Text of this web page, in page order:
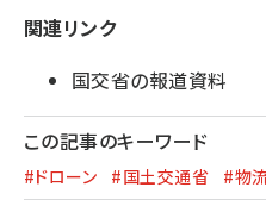
関連リンク
国交省の報道資料
この記事のキーワード
#ドローン #国土交通省 #物